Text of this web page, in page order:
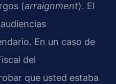
(arraignment). El
En un caso de
del
que usted estaba